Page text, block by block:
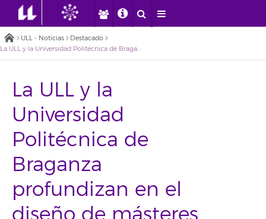
ULL - Noticias
Destacado
La ULL y la Universidad Politécnica de Braganza profundizan en el diseño de másteres comunes en el marco de STARS EU
La ULL y la
Universidad
Politécnica de
Braganza
profundizan en el